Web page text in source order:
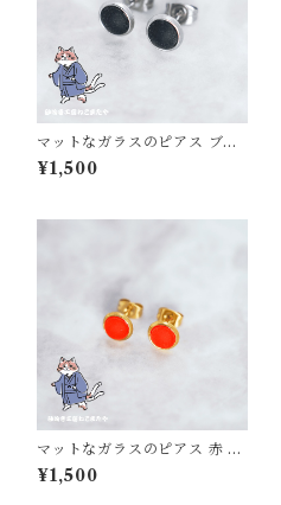
マットなガラスのピアス ブラ
ック 黒 銀枠 シルバー ギフト
プレゼント 普段使い
¥1,500
マットなガラスのピアス 赤 レ
ッド ゴールド枠 かわいい おし
ゃれ プレゼント ギフト 紅葉色
¥1,500